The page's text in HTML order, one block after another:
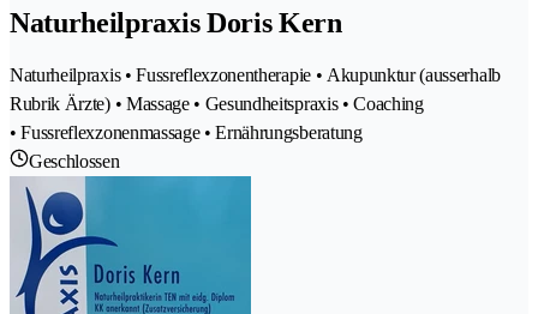
Naturheilpraxis Doris Kern
Naturheilpraxis • Fussreflexzonentherapie • Akupunktur (ausserhalb
Rubrik Ärzte) • Massage • Gesundheitspraxis • Coaching
• Fussreflexzonenmassage • Ernährungsberatung
Geschlossen